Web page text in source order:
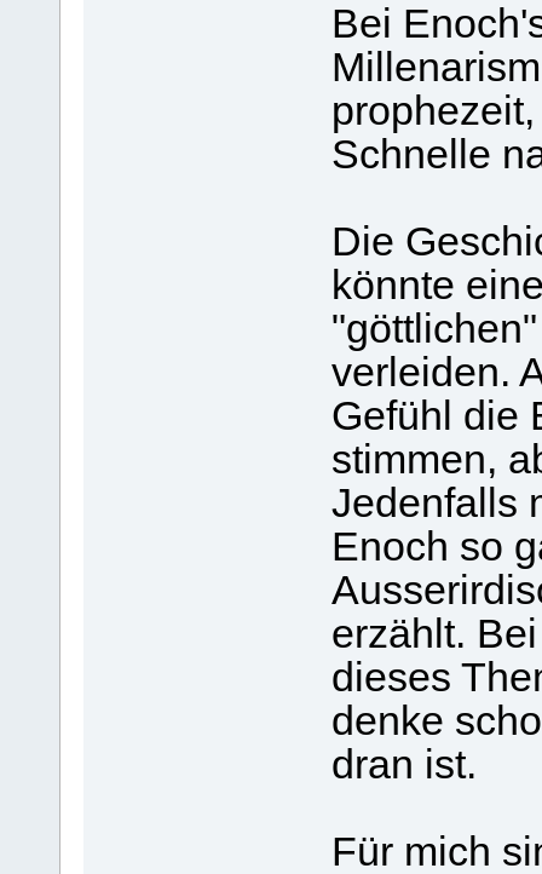
Bei
Schnelle
Die
könnte
verleiden.
Gefühl die
stimmen,
Jedenfalls
Enoch so
erzählt.
dieses
denke
dran ist.
Für mich